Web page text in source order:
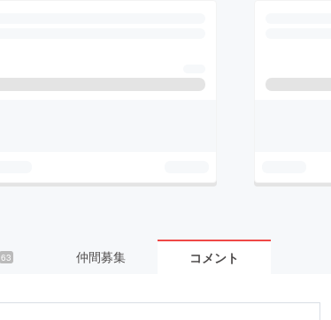
63 仲間募集 コメント